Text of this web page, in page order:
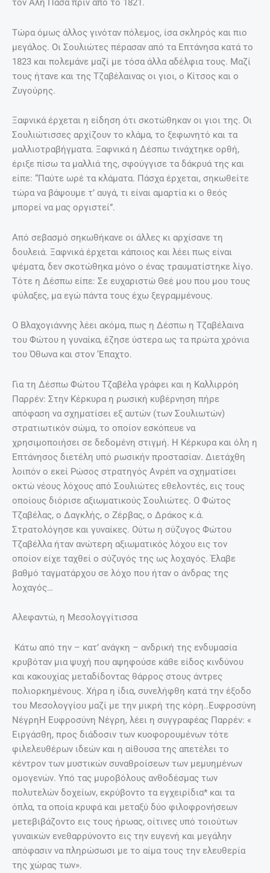
τον Αλή Πασά πριν από το 1821.
Τώρα όμως άλλος γινόταν πόλεμος, ίσα σκληρός και πιο
μεγάλος. Οι Σουλιώτες πέρασαν από τα Επτάνησα κατά το
1823 και πολεμάνε μαζί με τόσα άλλα αδέλφια τους. Μαζί
τους ήτανε και της Τζαβέλαινας οι γιοι, ο Κίτσος και ο
Ζυγούρης.
Ξαφνικά έρχεται η είδηση ότι σκοτώθηκαν οι γιοι της. Οι
Σουλιώτισσες αρχίζουν το κλάμα, το ξεφωνητό και τα
μαλλιοτραβήγματα. Ξαφνικά η Δέσπω τινάχτηκε ορθή,
έριξε πίσω τα μαλλιά της, σφούγγισε τα δάκρυά της και
είπε: “Παύτε ωρέ τα κλάματα. Πάσχα έρχεται, σηκωθείτε
τώρα να βάψουμε τ’ αυγά, τι είναι αμαρτία κι ο θεός
μπορεί να μας οργιστεί”.
Από σεβασμό σηκωθήκανε οι άλλες κι αρχίσανε τη
δουλειά. Ξαφνικά έρχεται κάποιος και λέει πως είναι
ψέματα, δεν σκοτώθηκα μόνο ο ένας τραυματίστηκε λίγο.
Τότε η Δέσπω είπε: Σε ευχαριστώ Θεέ μου που μου τους
φύλαξες, μα εγώ πάντα τους έχω ξεγραμμένους.
Ο Βλαχογιάννης λέει ακόμα, πως η Δέσπω η Τζαβέλαινα
του Φώτου η γυναίκα, έζησε ύστερα ως τα πρώτα χρόνια
του Όθωνα και στον ‘Επαχτο.
Για τη Δέσπω Φώτου Τζαβέλα γράφει και η Καλλιρρόη
Παρρέν: Στην Κέρκυρα η ρωσική κυβέρνηση πήρε
απόφαση να σχηματίσει εξ αυτών (των Σουλιωτών)
στρατιωτικόν σώμα, το οποίον εσκόπευε να
χρησιμοποιήσει σε δεδομένη στιγμή. Η Κέρκυρα και όλη η
Επτάνησος διετέλη υπό ρωσικήν προστασίαν. Διετάχθη
λοιπόν ο εκεί Ρώσος στρατηγός Ανρέπ να σχηματίσει
οκτώ νέους λόχους από Σουλιώτες εθελοντές, εις τους
οποίους διόρισε αξιωματικούς Σουλιώτες. Ο Φώτος
Τζαβέλας, ο Δαγκλής, ο Ζέρβας, ο Δράκος κ.ά.
Στρατολόγησε και γυναίκες. Ούτω η σύζυγος Φώτου
Τζαβέλλα ήταν ανώτερη αξιωματικός λόχου εις τον
οποίον είχε ταχθεί ο σύζυγός της ως λοχαγός. Έλαβε
βαθμό ταγματάρχου σε λόχο που ήταν ο άνδρας της
λοχαγός…
Αλεφαντώ, η Μεσολογγίτισσα
Κάτω από την – κατ’ ανάγκη – ανδρική της ενδυμασία
κρυβόταν μια ψυχή που αψηφούσε κάθε είδος κινδύνου
και κακουχίας μεταδίδοντας θάρρος στους άντρες
πολιορκημένους. Χήρα η ίδια, συνελήφθη κατά την έξοδο
του Μεσολογγίου μαζί με την μικρή της κόρη..Ευφροσύνη
ΝέγρηΗ Ευφροσύνη Νέγρη, λέει η συγγραφέας Παρρέν: «
Ειργάσθη, προς διάδοσιν των κυοφορουμένων τότε
φιλελευθέρων ιδεών και η αίθουσα της απετέλει το
κέντρον των μυστικών συναθροίσεων των μεμυημένων
ομογενών. Υπό τας μυροβόλους ανθοδέσμας των
πολυτελών δοχείων, εκρύβοντο τα εγχειρίδια* και τα
όπλα, τα οποία κρυφά και μεταξύ δύο φιλοφρονήσεων
μετεβιβάζοντο εις τους ήρωας, οίτινες υπό τοιούτων
γυναικών ενεθαρρύνοντο εις την ευγενή και μεγάλην
απόφασιν να πληρώσωσι με το αίμα τους την ελευθερία
της χώρας των».